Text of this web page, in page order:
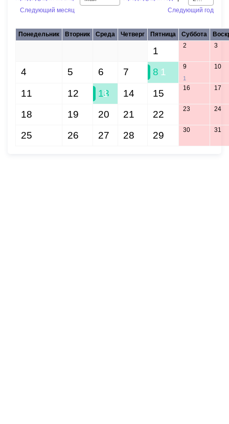
Следующий месяц
Следующий год
Понедельник Вторник Среда Четверг Пятница Суббота
1 2 3
4 5 6 7 8 1 9
1
10
11 12 13
1 14 15 16 17
18 19 20 21 22 23 24
25 26 27 28 29 30 31